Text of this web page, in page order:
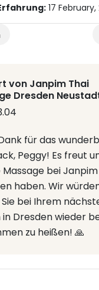
17 February,
von Janpim Thai
Dresden
für das
Peggy! Es freut
Massage bei
haben. Wir
bei Ihrem
in Dresden wieder
zu heißen! 🙏